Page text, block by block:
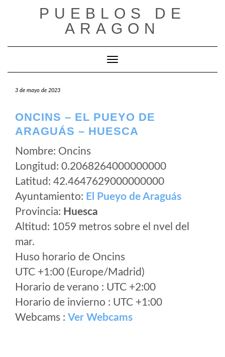
PUEBLOS DE
ARAGON
Cambiar modo de navegación
3 de mayo de 2023
ONCINS – EL PUEYO DE
ARAGUÁS – HUESCA
Nombre: Oncins
Longitud: 0.2068264000000000
Latitud: 42.4647629000000000
Ayuntamiento: El Pueyo de Araguás
Provincia: Huesca
Altitud: 1059 metros sobre el nvel del
mar.
Huso horario de Oncins
UTC +1:00 (Europe/Madrid)
Horario de verano : UTC +2:00
Horario de invierno : UTC +1:00
Webcams : Ver Webcams